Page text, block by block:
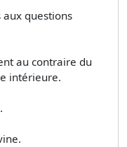
aux questions
au contraire du
intérieure.